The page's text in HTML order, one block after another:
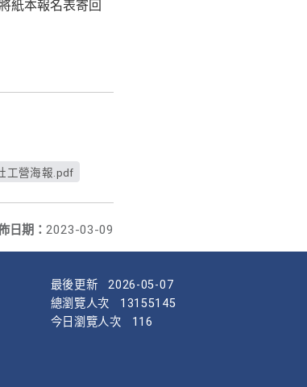
紙本報名表寄回
工營海報.pdf
日期： 2023-03-09
最後更新
2026-05-07
總瀏覽人次
13155145
今日瀏覽人次
116